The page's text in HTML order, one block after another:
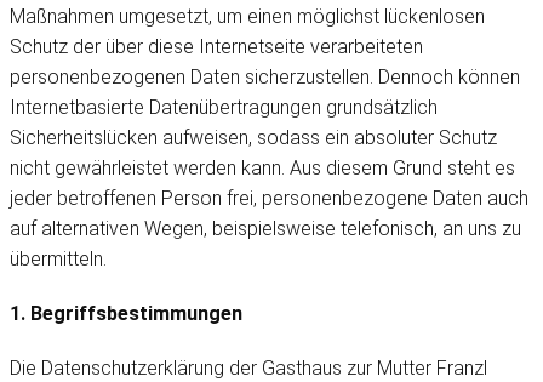
Maßnahmen umgesetzt, um einen möglichst lückenlosen
Schutz der über diese Internetseite verarbeiteten
personenbezogenen Daten sicherzustellen. Dennoch können
Internetbasierte Datenübertragungen grundsätzlich
Sicherheitslücken aufweisen, sodass ein absoluter Schutz
nicht gewährleistet werden kann. Aus diesem Grund steht es
jeder betroffenen Person frei, personenbezogene Daten auch
auf alternativen Wegen, beispielsweise telefonisch, an uns zu
übermitteln.
1. Begriffsbestimmungen
Die Datenschutzerklärung der Gasthaus zur Mutter Franzl